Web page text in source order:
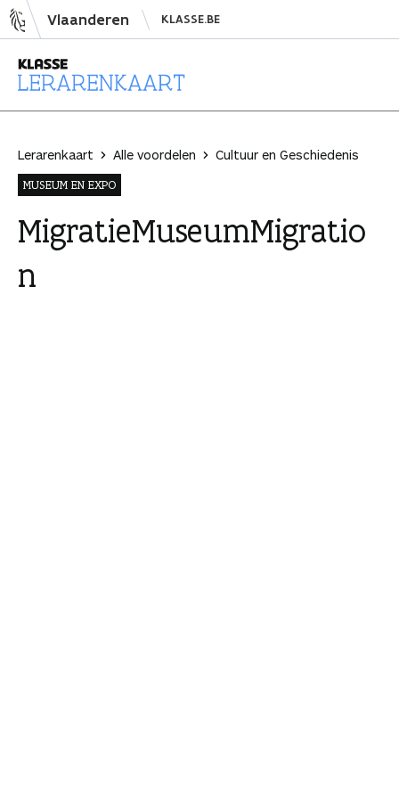
N
a
Vlaanderen KLASSE.BE
r
a
r
e
n
k
a
Lerarenkaart Alle voordelen
Cultuur en Geschiedenis
MUSEUM EN EXPO
MigratieMuseumMigratio
n